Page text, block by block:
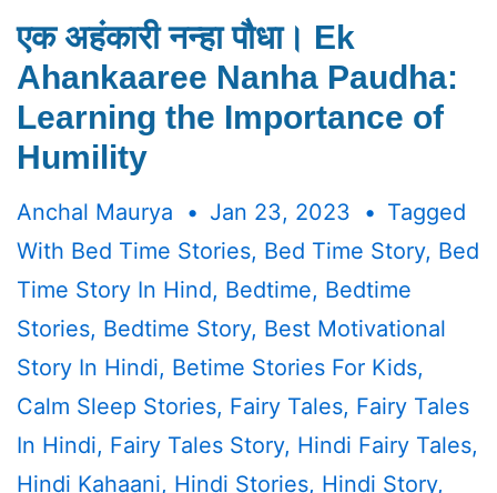
एक अहंकारी नन्हा पौधा। Ek
Ahankaaree Nanha Paudha:
Learning the Importance of
Humility
Anchal Maurya Jan 23, 2023
Tagged
With Bed Time Stories, Bed Time Story, Bed
Time Story In Hind, Bedtime, Bedtime
Stories, Bedtime Story, Best Motivational
Story In Hindi, Betime Stories For Kids,
Calm Sleep Stories, Fairy Tales, Fairy Tales
In Hindi, Fairy Tales Story, Hindi Fairy Tales,
Hindi Kahaani, Hindi Stories, Hindi Story,